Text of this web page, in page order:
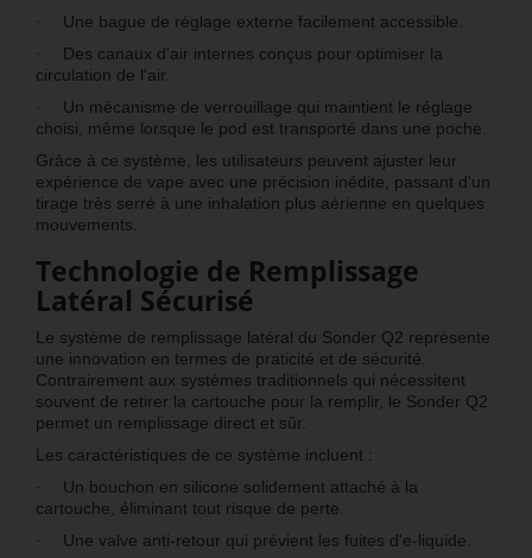
· Une bague de réglage externe facilement accessible.
·
Des canaux d'air internes conçus pour optimiser la
circulation de l'air.
·
Un mécanisme de verrouillage qui maintient le réglage
choisi, même lorsque le pod est transporté dans une poche.
Grâce à ce système, les utilisateurs peuvent ajuster leur
expérience de vape avec une précision inédite, passant d'un
tirage très serré à une inhalation plus aérienne en quelques
mouvements.
Technologie de Remplissage
Latéral Sécurisé
Le système de remplissage latéral du Sonder Q2 représente
une innovation en termes de praticité et de sécurité.
Contrairement aux systèmes traditionnels qui nécessitent
souvent de retirer la cartouche pour la remplir, le Sonder Q2
permet un remplissage direct et sûr.
Les caractéristiques de ce système incluent :
·
Un bouchon en silicone solidement attaché à la
cartouche, éliminant tout risque de perte.
· Une valve anti-retour qui prévient les fuites d'e-liquide.